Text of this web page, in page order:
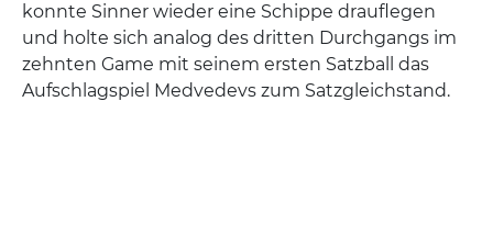
konnte Sinner wieder eine Schippe drauflegen
und holte sich analog des dritten Durchgangs im
zehnten Game mit seinem ersten Satzball das
Aufschlagspiel Medvedevs zum Satzgleichstand.